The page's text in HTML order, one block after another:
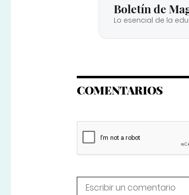
Boletín de
Lo esencial de la
COMENTARIOS